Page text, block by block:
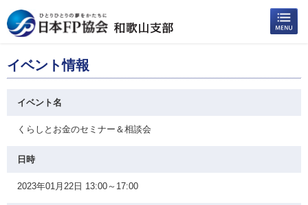
イベント情報
イベント名
くらしとお金のセミナー＆相談会
日時
2023年01月22日 13:00～17:00